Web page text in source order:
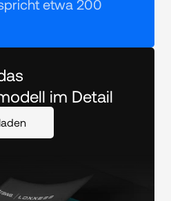
im Detail
etwa 200